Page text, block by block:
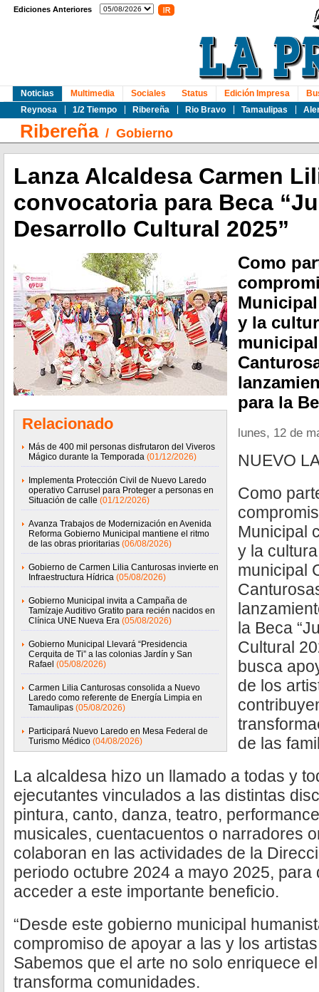
Ediciones Anteriores
Noticias
Reynosa
1/2 Tiempo Ribereña Rio Bravo Tamaulipas
Multimedia Sociales Status Edición Impresa
Ribereña/ Gobierno
Lanza Alcaldesa Carmen
convocatoria para Beca
Desarrollo Cultural 2025”
Relacionado
Más de 400 mil personas disfrutaron del Viveros
Mágico durante la Temporada (01/12/2026)
Implementa Protección Civil de Nuevo Laredo
operativo Carrusel para Proteger a personas en
Situación de calle (01/12/2026)
Avanza Trabajos de Modernización en Avenida
Reforma Gobierno Municipal mantiene el ritmo
de las obras prioritarias (06/08/2026)
Gobierno de Carmen Lilia Canturosas invierte en
Infraestructura Hídrica (05/08/2026)
Gobierno Municipal invita a Campaña de
Tamízaje Auditivo Gratito para recién nacidos en
Clínica UNE Nueva Era (05/08/2026)
Gobierno Municipal Llevará “Presidencia
Cerquita de Ti” a las colonias Jardín y San
Rafael (05/08/2026)
Carmen Lilia Canturosas consolida a Nuevo
Laredo como referente de Energía Limpia en
Tamaulipas (05/08/2026)
Participará Nuevo Laredo en Mesa Federal de
Turismo Médico (04/08/2026)
Como
y la
para la
lunes, 12 de
NUEVO
Como
Municipal
y la
municipal
la Beca
Cultural
busca
de los
de las
La alcaldesa hizo un llamado a todas y
ejecutantes vinculados a las distintas
pintura, canto, danza, teatro,
musicales, cuentacuentos o narradores
colaboran en las actividades de la
periodo octubre 2024 a mayo 2025,
acceder a este importante beneficio.
“Desde este gobierno municipal
compromiso de apoyar a las y los
Sabemos que el arte no solo enriquece
transforma comunidades.